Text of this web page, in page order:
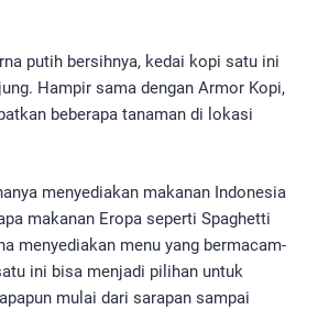
putih bersihnya, kedai kopi satu ini
Hampir sama dengan Armor Kopi,
beberapa tanaman di lokasi
menyediakan makanan Indonesia
makanan Eropa seperti Spaghetti
menyediakan menu yang bermacam-
ini bisa menjadi pilihan untuk
mulai dari sarapan sampai